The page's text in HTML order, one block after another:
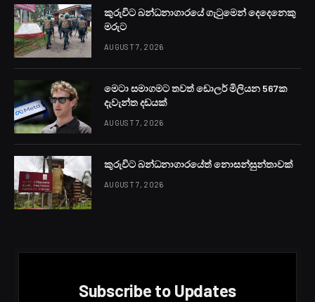
කුරුවිට බන්ධනාගාරයේ ගැටුමෙන් දෙදෙනෙකු
මරුට
AUGUST 7, 2026
මෙටා සමාගමට තවත් ඩොලර් මිලියන 567ක
දැවැන්ත දඩයක්
AUGUST 7, 2026
කුරුවිට බන්ධනාගාරයේත් නොසන්සුන්තාවක්
AUGUST 7, 2026
Subscribe to Updates